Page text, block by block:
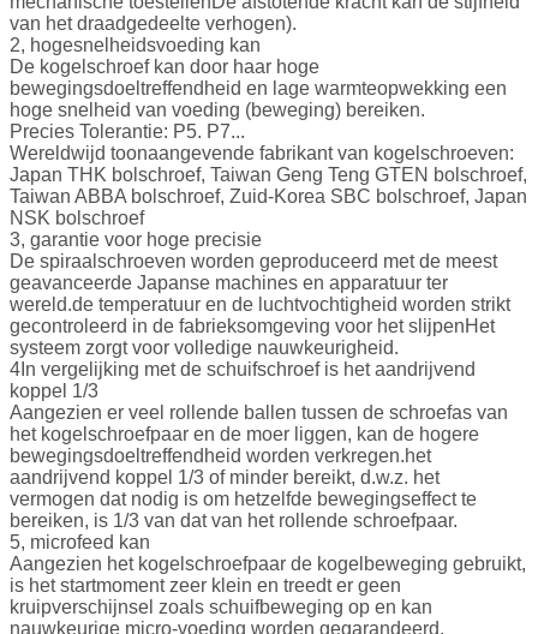
van het draadgedeelte verhogen).
2, hogesnelheidsvoeding kan
De kogelschroef kan door haar hoge
bewegingsdoeltreffendheid en lage warmteopwekking een
hoge snelheid van voeding (beweging) bereiken.
Precies Tolerantie: P5. P7...
Wereldwijd toonaangevende fabrikant van kogelschroeven:
Japan THK bolschroef, Taiwan Geng Teng GTEN bolschroef,
Taiwan ABBA bolschroef, Zuid-Korea SBC bolschroef, Japan
NSK bolschroef
3, garantie voor hoge precisie
De spiraalschroeven worden geproduceerd met de meest
geavanceerde Japanse machines en apparatuur ter
wereld.de temperatuur en de luchtvochtigheid worden strikt
gecontroleerd in de fabrieksomgeving voor het slijpenHet
systeem zorgt voor volledige nauwkeurigheid.
4In vergelijking met de schuifschroef is het aandrijvend
koppel 1/3
Aangezien er veel rollende ballen tussen de schroefas van
het kogelschroefpaar en de moer liggen, kan de hogere
bewegingsdoeltreffendheid worden verkregen.het
aandrijvend koppel 1/3 of minder bereikt, d.w.z. het
vermogen dat nodig is om hetzelfde bewegingseffect te
bereiken, is 1/3 van dat van het rollende schroefpaar.
5, microfeed kan
Aangezien het kogelschroefpaar de kogelbeweging gebruikt,
is het startmoment zeer klein en treedt er geen
kruipverschijnsel zoals schuifbeweging op en kan
nauwkeurige micro-voeding worden gegarandeerd.